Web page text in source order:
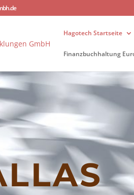
Hagotech Startseite
Finanzbuchhaltung